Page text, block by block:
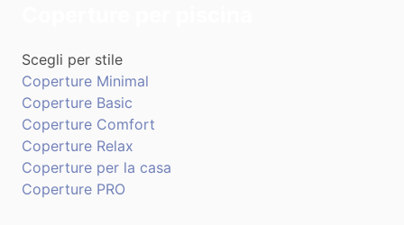
Scegli per stile
Coperture Minimal
Coperture Basic
Coperture Comfort
Coperture Relax
Coperture per la casa
Coperture PRO